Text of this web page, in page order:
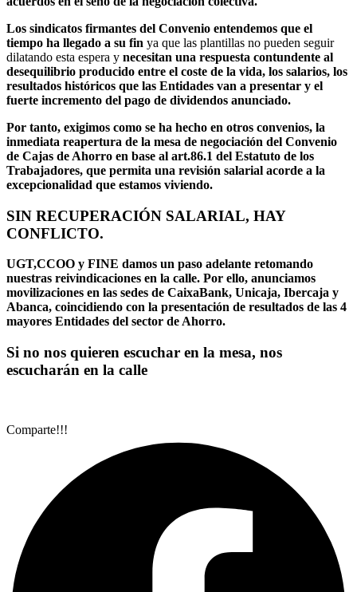
Los sindicatos firmantes del Convenio entendemos que el
tiempo ha llegado a su fin ya que las plantillas no pueden seguir
dilatando esta espera y necesitan una respuesta contundente al
desequilibrio producido entre el coste de la vida, los salarios, los
resultados históricos que las Entidades van a presentar y el
fuerte incremento del pago de dividendos anunciado.
Por tanto, exigimos como se ha hecho en otros convenios, la
inmediata reapertura de la mesa de negociación del Convenio
de Cajas de Ahorro en base al art.86.1 del Estatuto de los
Trabajadores, que permita una revisión salarial acorde a la
excepcionalidad que estamos viviendo.
SIN RECUPERACIÓN SALARIAL, HAY
CONFLICTO.
UGT,CCOO y FINE damos un paso adelante retomando
nuestras reivindicaciones en la calle. Por ello, anunciamos
movilizaciones en las sedes de CaixaBank, Unicaja, Ibercaja y
Abanca, coincidiendo con la presentación de resultados de las 4
mayores Entidades del sector de Ahorro.
Si no nos quieren escuchar en la mesa, nos
escucharán en la calle
Comparte!!!